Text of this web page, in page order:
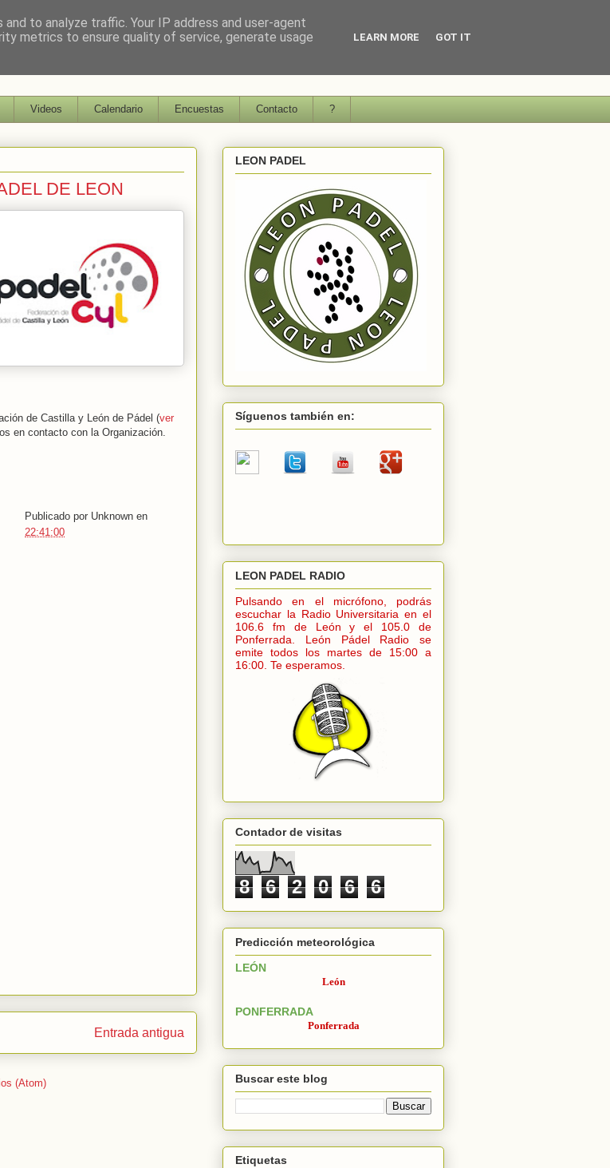
Videos Calendario Encuestas Contacto ?
DE LEON
de Castilla y León de Pádel (ver
en contacto con la Organización.
Publicado por Unknown en
22:41:00
Entrada antigua
(Atom)
LEON PADEL
Síguenos también en:
LEON PADEL RADIO
Pulsando en el micrófono, podrás
escuchar la Radio Universitaria en el
106.6 fm de León y el 105.0 de
Ponferrada. León Pádel Radio se
emite todos los martes de 15:00 a
16:00. Te esperamos.
Contador de visitas
8 6 2 0 6 6
Predicción meteorológica
LEÓN
León
PONFERRADA
Ponferrada
Buscar este blog
Etiquetas
to analyze traffic. Your IP address and user-agent
metrics to ensure quality of service, generate usage
LEARN MORE GOT IT